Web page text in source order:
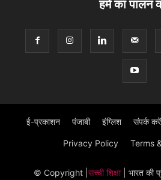
हमें का पालन
ई-प्रकाशन पंजाबी इंग्लिश संपर्क करें
Privacy Policy Terms
© Copyright सच्ची शिक्षा| भारत की